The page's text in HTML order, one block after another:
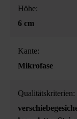
Höhe:
6 cm
Kante:
Mikrofase
Qualitätskriterien: